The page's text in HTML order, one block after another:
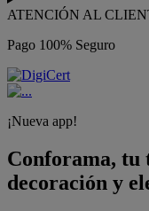
ATENCIÓN AL
Pago 100% Seguro
¡Nueva app!
Conforama, tu
decoración y